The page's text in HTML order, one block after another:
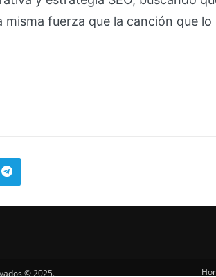
misma fuerza que la canción que lo
© 2025.